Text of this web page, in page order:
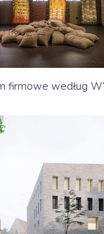
firmowe według